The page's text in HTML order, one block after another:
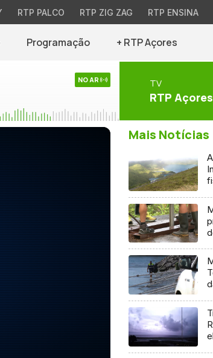
RTP PALCO RTP ZIG ZAG RTP ENSINA
Programação + RTP Açores
NO AR TV
RTP Açores
Mais Notícias